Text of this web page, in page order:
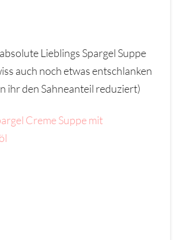
Lieblings Spargel Suppe
auch noch etwas entschlanken
ihr den Sahneanteil reduziert)
Creme Suppe mit